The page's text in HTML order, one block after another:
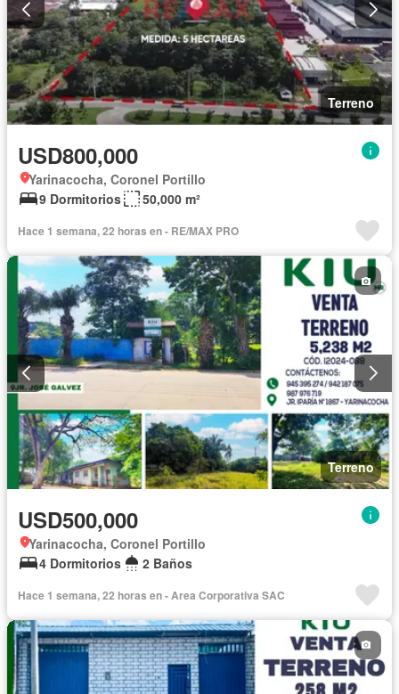
Terreno
USD800,000
Yarinacocha, Coronel Portillo
9 Dormitorios
50,000 m²
Hace 1 semana, 22 horas en - RE/MAX PRO
Terreno
USD500,000
Yarinacocha, Coronel Portillo
4 Dormitorios
2 Baños
Hace 1 semana, 22 horas en - Area Corporativa SAC